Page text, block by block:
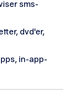
sms-
dvd'er,
in-app-